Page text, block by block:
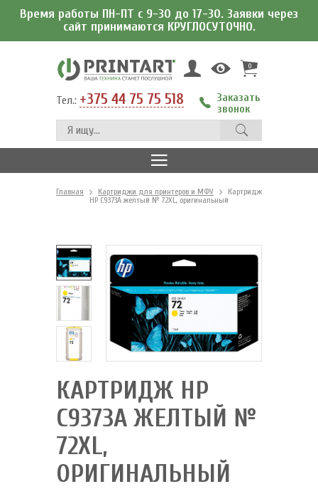
Время работы ПН-ПТ с 9-30 до 17-30. Заявки через
сайт принимаются КРУГЛОСУТОЧНО.
0
Тел.: +375 44 75 75 518
Заказать
звонок
Главная Картриджи для принтеров и МФУ
Картридж
HP C9373A желтый № 72XL, оригинальный
КАРТРИДЖ HP
C9373A ЖЕЛТЫЙ №
72XL,
ОРИГИНАЛЬНЫЙ